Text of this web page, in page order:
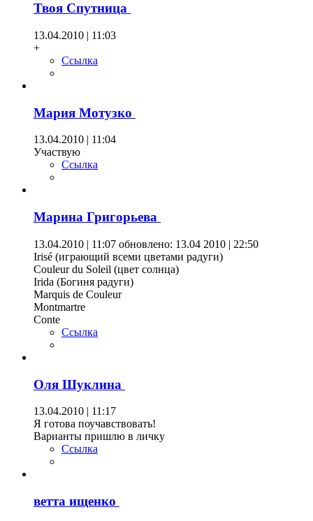
Твоя Спутница
13.04.2010 | 11:03
+
Ссылка
Мария Мотузко
13.04.2010 | 11:04
Участвую
Ссылка
Марина Григорьева
13.04.2010 | 11:07 обновлено: 13.04 2010 | 22:50
Irisé (играющий всеми цветами радуги)
Couleur du Soleil (цвет солнца)
Irida (Богиня радуги)
Marquis de Couleur
Montmartre
Conte
Ссылка
Оля Шуклина
13.04.2010 | 11:17
Я готова поучавствовать!
Варианты пришлю в личку
Ссылка
ветта ищенко